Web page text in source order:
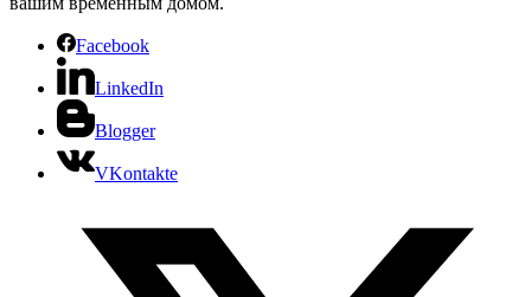
Facebook
LinkedIn
Blogger
VKontakte